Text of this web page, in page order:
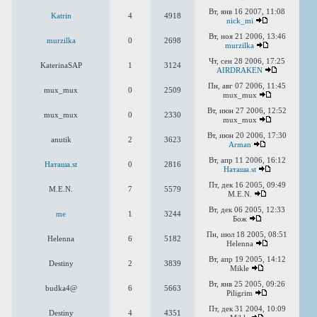
Katrin 4 4918
Вт, янв 16 2007, 11:08
nick_mi
murzilka 0 2698
Вт, ноя 21 2006, 13:46
murzilka
KaterinaSAP 1 3124
Чт, сен 28 2006, 17:25
AIRDRAKEN
mux_mux 0 2509
Пн, авг 07 2006, 11:45
mux_mux
mux_mux 0 2330
Вт, июн 27 2006, 12:52
mux_mux
anutik 2 3623
Вт, июн 20 2006, 17:30
Arman
Наташа.st 0 2816
Вт, апр 11 2006, 16:12
Наташа.st
M.E.N. 7 5579
Пт, дек 16 2005, 09:49
M.E.N.
me 1 3244
Вт, дек 06 2005, 12:33
Бож
Helenna 6 5182
Пн, июл 18 2005, 08:51
Helenna
Destiny 2 3839
Вт, апр 19 2005, 14:12
Mikle
budka4@ 6 5663
Вт, янв 25 2005, 09:26
Piligrim
Destiny 4 4351
Пт, дек 31 2004, 10:09